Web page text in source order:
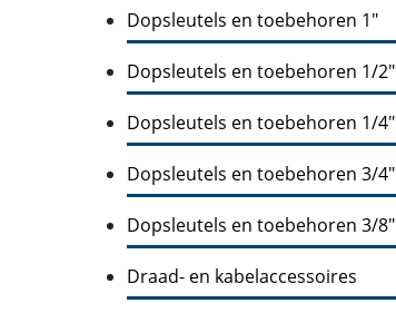
Dopsleutels en toebehoren 1"
Dopsleutels en toebehoren 1/2"
Dopsleutels en toebehoren 1/4"
Dopsleutels en toebehoren 3/4"
Dopsleutels en toebehoren 3/8"
Draad- en kabelaccessoires